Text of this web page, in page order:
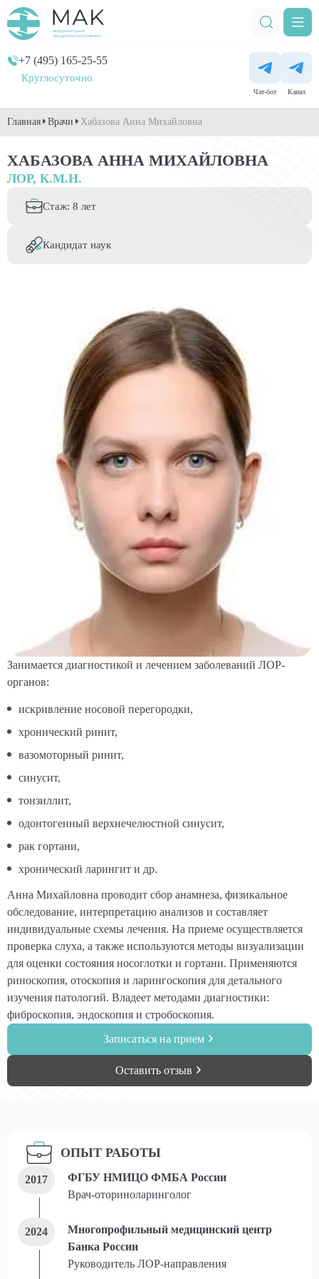
Круглосуточно
+7 (495) 165-25-55
Чат-бот Канал
Главная Врачи Хабазова Анна Михайловна
ХАБАЗОВА АННА МИХАЙЛОВНА
ЛОР, К.М.Н.
Стаж: 8 лет
Кандидат наук
Занимается диагностикой и лечением заболеваний ЛОР-
органов:
искривление носовой перегородки,
хронический ринит,
вазомоторный ринит,
синусит,
тонзиллит,
одонтогенный верхнечелюстной синусит,
рак гортани,
хронический ларингит и др.
Анна Михайловна проводит сбор анамнеза, физикальное
обследование, интерпретацию анализов и составляет
индивидуальные схемы лечения. На приеме осуществляется
проверка слуха, а также используются методы визуализации
для оценки состояния носоглотки и гортани. Применяются
риноскопия, отоскопия и ларингоскопия для детального
изучения патологий. Владеет методами диагностики:
фиброскопия, эндоскопия и стробоскопия.
Записаться на прием
Оставить отзыв
ОПЫТ РАБОТЫ
2017
ФГБУ НМИЦО ФМБА России
Врач-оториноларинголог
2024
Многопрофильный медицинский центр
Банка России
Руководитель ЛОР-направления